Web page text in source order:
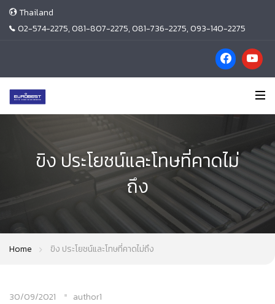
Thailand
02-574-2275, 081-807-2275, 081-736-2275, 093-140-2275
ขิง ประโยชน์และโทษที่คาดไม่
ถึง
Home ขิง ประโยชน์และโทษที่คาดไม่ถึง
30/09/2021 author1